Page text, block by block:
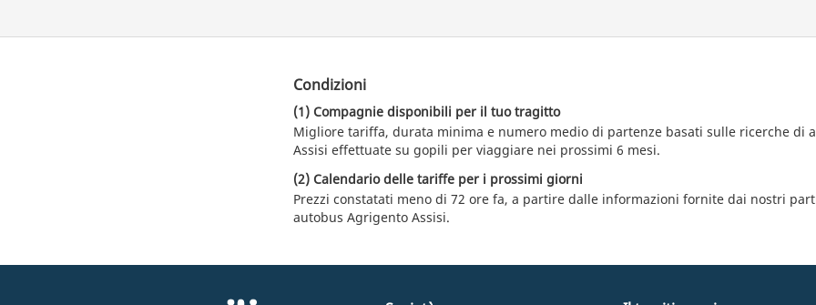
Condizioni
(1) Compagnie disponibili per il tuo tragitto
Migliore tariffa, durata minima e numero medio di partenze basati sulle ricerche di
Assisi effettuate su gopili per viaggiare nei prossimi 6 mesi.
(2) Calendario delle tariffe per i prossimi giorni
Prezzi constatati meno di 72 ore fa, a partire dalle informazioni fornite dai nostri
autobus Agrigento Assisi.